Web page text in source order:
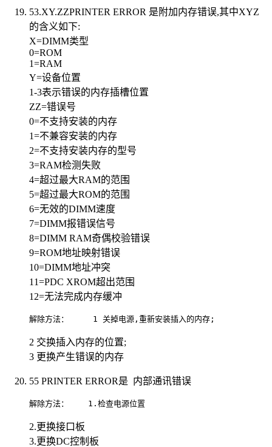
53.XY.ZZPRINTER ERROR 是附加内存错误,其中XYZ
的含义如下:
X=DIMM类型
0=ROM
1=RAM
Y=设备位置
1-3表示错误的内存插槽位置
ZZ=错误号
0=不支持安装的内存
1=不兼容安装的内存
2=不支持安装内存的型号
3=RAM检测失败
4=超过最大RAM的范围
5=超过最大ROM的范围
6=无效的DIMM速度
7=DIMM报错误信号
8=DIMM RAM奇偶校验错误
9=ROM地址映射错误
10=DIMM地址冲突
11=PDC XROM超出范围
12=无法完成内存缓冲
解除方法：     1 关
2 交换插入内存的位置;
3 更换产生错误的内存
55 PRINTER ERROR是 内部通讯错误
解除方法：
2.更换接口板
3.更换DC控制板